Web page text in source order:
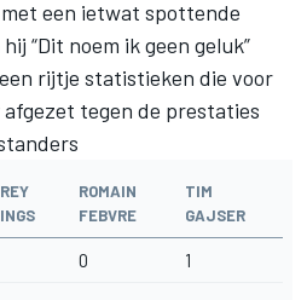
een ietwat spottende
“Dit noem ik geen geluk”
rijtje statistieken die voor
tegen de prestaties
ROMAIN
FEBVRE
TIM
GAJSER
0 1